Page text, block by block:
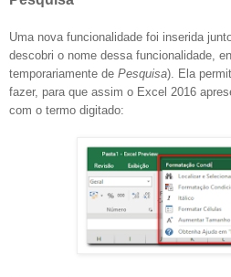
Uma nova funcionalidade foi inserida
descobri o nome dessa funcionalidade,
temporariamente de Pesquisa). Ela
fazer, para que assim o Excel 2016
com o termo digitado: